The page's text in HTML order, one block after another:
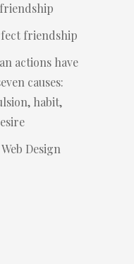
friendship
actions have
causes:
habit,
Design